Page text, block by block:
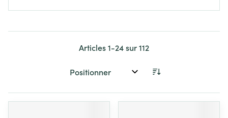
Articles1-24sur112
Trier par: